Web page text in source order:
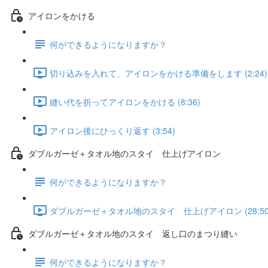
アイロンをかける
何ができるようになりますか？
切り込みを入れて、アイロンをかける準備をします (2:24)
縫い代を折ってアイロンをかける (8:36)
アイロン後にひっくり返す (3:54)
ダブルガーゼ＋タオル地のスタイ 仕上げアイロン
何ができるようになりますか？
ダブルガーゼ＋タオル地のスタイ 仕上げアイロン
ダブルガーゼ＋タオル地のスタイ 返し口のまつり縫い
何ができるようになりますか？